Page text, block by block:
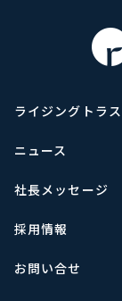
ライジングトラ
ニュース
社長メッセージ
採用情報
お問い合せ